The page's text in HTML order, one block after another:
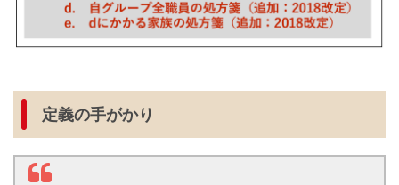
定義の手がかり